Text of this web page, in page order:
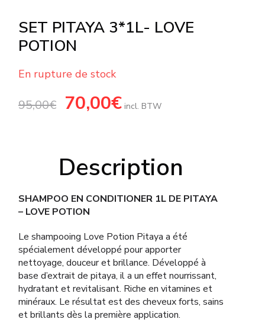
SET PITAYA 3*1L- LOVE
POTION
En rupture de stock
95,00€
Le
prix
70,00€Le
prix
incl. BTW
Description
SHAMPOO EN CONDITIONER 1L DE PITAYA
– LOVE POTION
Le shampooing Love Potion Pitaya a été
spécialement développé pour apporter
nettoyage, douceur et brillance. Développé à
base d’extrait de pitaya, il a un effet nourrissant,
hydratant et revitalisant. Riche en vitamines et
minéraux. Le résultat est des cheveux forts, sains
et brillants dès la première application.